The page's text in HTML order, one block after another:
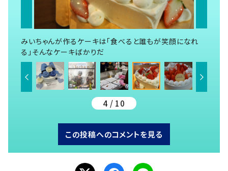
みいちゃんが作るケーキは「食べると誰もが笑顔になれ
る」そんなケーキばかりだ
4 / 10
この投稿へのコメントを見る